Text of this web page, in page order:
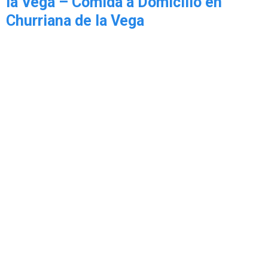
Churriana de la Vega